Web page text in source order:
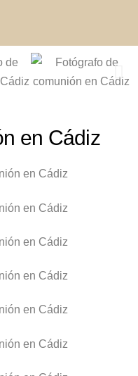
en Cádiz